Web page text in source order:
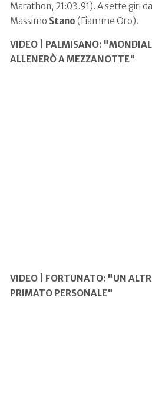
Marathon, 21:03.91). A sette giri
Massimo Stano (Fiamme Oro).
VIDEO | PALMISANO:
ALLENERÒ A MEZZANOTTE"
VIDEO | FORTUNATO: "UN
PRIMATO PERSONALE"